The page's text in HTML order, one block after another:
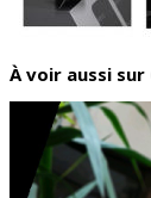
À voir aussi sur